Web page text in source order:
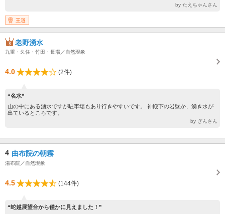
by たえちゃんさん
王道
老野湧水
九重・久住・竹田・長湯／自然現象
4.0 (2件)
“名水”
山の中にある湧水ですが駐車場もあり行きやすいです。 神殿下の岩盤か、湧き水が
出ているところです。
by ぎんさん
4 由布院の朝霧
湯布院／自然現象
4.5 (144件)
“蛇越展望台から僅かに見えました！”